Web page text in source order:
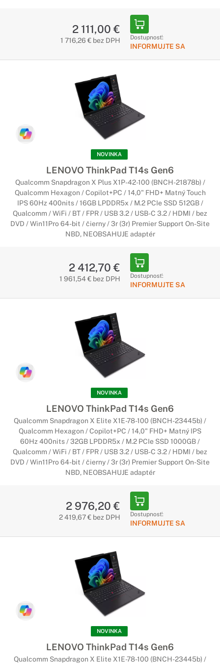
2 111,00 €
1 716,26 € bez DPH Dostupnosť:
INFORMUJTE SA
NOVINKA
LENOVO ThinkPad T14s Gen6
Qualcomm Snapdragon X Plus X1P-42-100 (BNCH-21878b) /
Qualcomm Hexagon / Copilot+PC / 14,0" FHD+ Matný Touch
IPS 60Hz 400nits / 16GB LPDDR5x / M.2 PCIe SSD 512GB /
Qualcomm / WiFi / BT / FPR / USB 3.2 / USB-C 3.2 / HDMI / bez
DVD / Win11Pro 64-bit / čierny / 3r (3r) Premier Support On-Site
NBD, NEOBSAHUJE adaptér
2 412,70 €
1 961,54 € bez DPH Dostupnosť:
INFORMUJTE SA
NOVINKA
LENOVO ThinkPad T14s Gen6
Qualcomm Snapdragon X Elite X1E-78-100 (BNCH-23445b) /
Qualcomm Hexagon / Copilot+PC / 14,0" FHD+ Matný IPS
60Hz 400nits / 32GB LPDDR5x / M.2 PCIe SSD 1000GB /
Qualcomm / WiFi / BT / FPR / USB 3.2 / USB-C 3.2 / HDMI / bez
DVD / Win11Pro 64-bit / čierny / 3r (3r) Premier Support On-Site
NBD, NEOBSAHUJE adaptér
2 976,20 €
2 419,67 € bez DPH Dostupnosť:
INFORMUJTE SA
NOVINKA
LENOVO ThinkPad T14s Gen6
Qualcomm Snapdragon X Elite X1E-78-100 (BNCH-23445b) /